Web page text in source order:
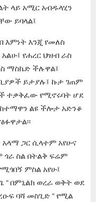
ላይ አሚር አብዱላሂን
ይባላል፤
እምነት እንጂ የመለስ
የሐረር ህዝብ ራስ
ማስኬድ ችሉዋል፤
ይታያሉ፤ ኩታ ገጠም
ተቃቅፈው የሚኖሩባት ሆደ
ልዩ ችሎታ አድንቆ
አላማ ጋር ሲላተም አየሁና
ጎራ ስል በትልቅ ፍሬም
ምስል አየሁ፤
“ በምኒልክ ወረራ ወቅት ወደ
ባሻ መስጊድ “ የሚል